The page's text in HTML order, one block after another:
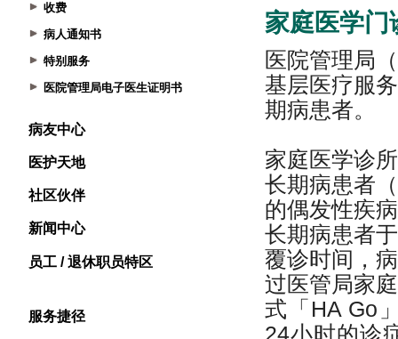
收费
病人通知书
特别服务
医院管理局电子医生证明书
病友中心
医护天地
社区伙伴
新闻中心
员工 / 退休职员特区
服务捷径